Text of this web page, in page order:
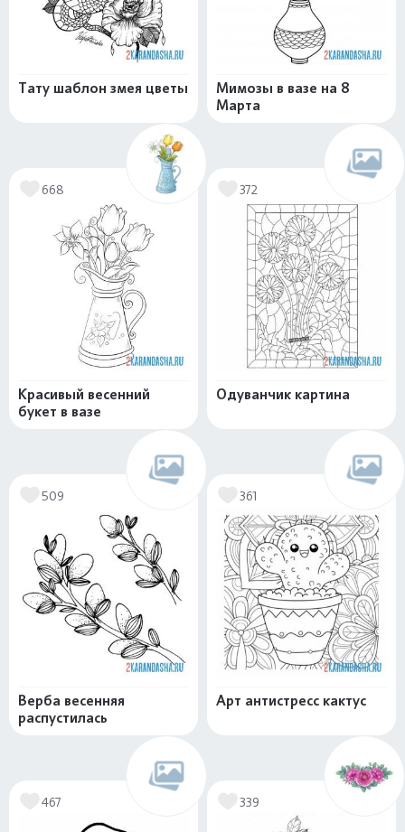
Тату шаблон змея цветы
Мимозы в вазе на 8
Марта
668
Красивый весенний
букет в вазе
372
Одуванчик картина
509
Верба весенняя
распустилась
361
Арт антистресс кактус
467 339